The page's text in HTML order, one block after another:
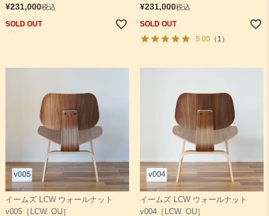
¥231,000税込
SOLD OUT
¥231,000税込
SOLD OUT
5.00（1）
イームズ LCW ウォールナット
v005［LCW. OU］
イームズ LCW ウォールナット
v004［LCW. OU］